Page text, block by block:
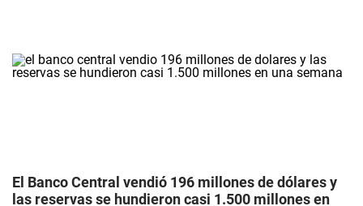
El Banco Central vendió 196 millones de dólares y
las reservas se hundieron casi 1.500 millones en